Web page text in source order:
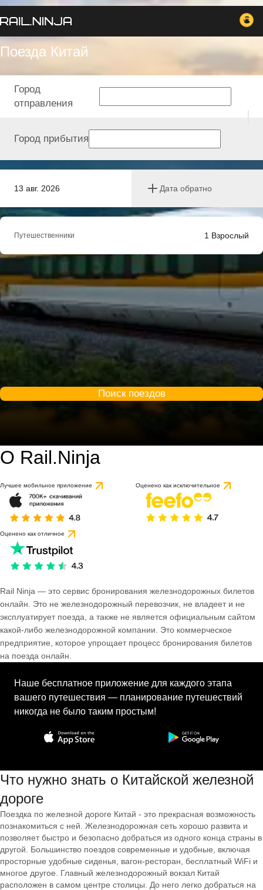
Поезда Китай
13 авг. 2026 Дата обратно
Город
отправления
Город прибытия
Путешественники 1 Взрослый
Поиск поездов
О Rail.Ninja
Лучшее мобильное приложение Оценено как исключительное
Оценено как отличное
Rail Ninja — это сервис бронирования железнодорожных билетов
онлайн. Это не железнодорожный перевозчик, не владеет и не
эксплуатирует поезда, а также не является официальным сайтом
какой-либо железнодорожной компании. Это коммерческое
предприятие, которое упрощает процесс бронирования билетов
на поезда онлайн.
Наше бесплатное приложение для каждого этапа
вашего путешествия — планирование путешествий
никогда не было таким простым!
Что нужно знать о Китайской железной
дороге
Поездка по железной дороге Китай - это прекрасная возможность
познакомиться с ней. Железнодорожная сеть хорошо развита и
позволяет быстро и безопасно добраться из одного конца страны в
другой. Большинство поездов современные и удобные, включая
просторные удобные сиденья, вагон-ресторан, бесплатный WiFi и
многое другое. Главный железнодорожный вокзал Китай
расположен в самом центре столицы. До него легко добраться на